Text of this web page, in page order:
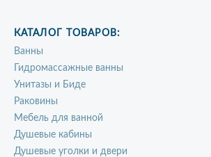
КАТАЛОГ ТОВАРОВ:
Ванны
Гидромассажные ванны
Унитазы и Биде
Раковины
Мебель для ванной
Душевые кабины
Душевые уголки и двери